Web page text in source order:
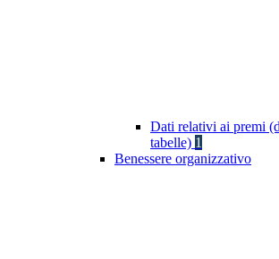
Dati relativi ai premi
tabelle) 1
Benessere organizzativo